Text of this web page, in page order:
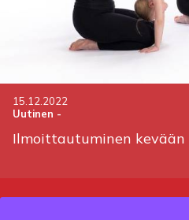
15.12.2022
Uutinen -
Ilmoittautuminen